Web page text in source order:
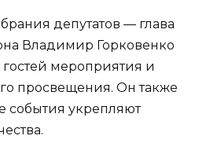
депутатов — глава
Владимир Горковенко
гостей мероприятия и
просвещения. Он также
события укрепляют